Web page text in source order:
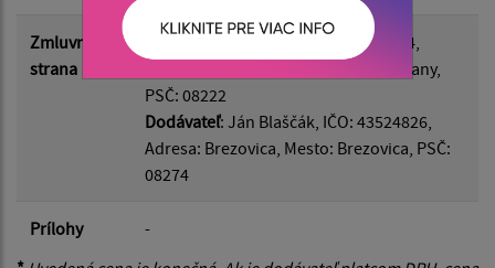
Zmluvná
strana
Odberateľ: Ostrovany, IČO: 00690554,
Adresa: Hlavná 60/29, Mesto: Ostrovany,
PSČ: 08222
Dodávateľ: Ján Blaščák, IČO: 43524826,
Adresa: Brezovica, Mesto: Brezovica, PSČ:
08274
Prílohy
-